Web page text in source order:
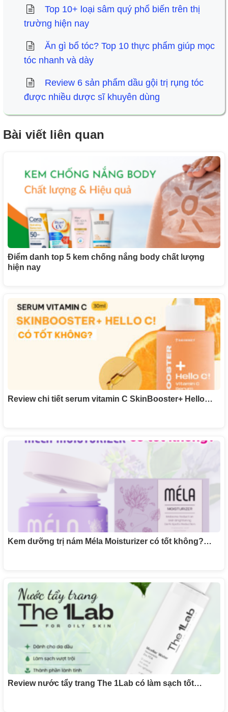
Top 10+ loại sâm quý phổ biến trên thị
trường hiện nay
Ăn gì bổ tóc? Top 10 thực phẩm giúp mọc
tóc nhanh và dày
Review 6 sản phẩm dầu gội trị rụng tóc
được nhiều dược sĩ khuyên dùng
Bài viết liên quan
Điểm danh top 5 kem chống nắng body chất lượng
hiện nay
Review chi tiết serum vitamin C SkinBooster+ Hello…
Kem dưỡng trị nám Méla Moisturizer có tốt không?…
Review nước tẩy trang The 1Lab có làm sạch tốt…